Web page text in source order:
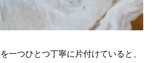
一つひとつ丁寧に片付けていると、